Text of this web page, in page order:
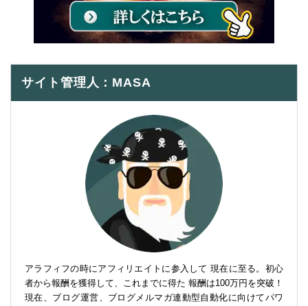
サイト管理人：MASA
アラフィフの時にアフィリエイトに参入して 現在に至る。初心
者から報酬を獲得して、これまでに得た 報酬は100万円を突破！
現在、ブログ運営、ブログメルマガ連動型自動化に向けてパワ